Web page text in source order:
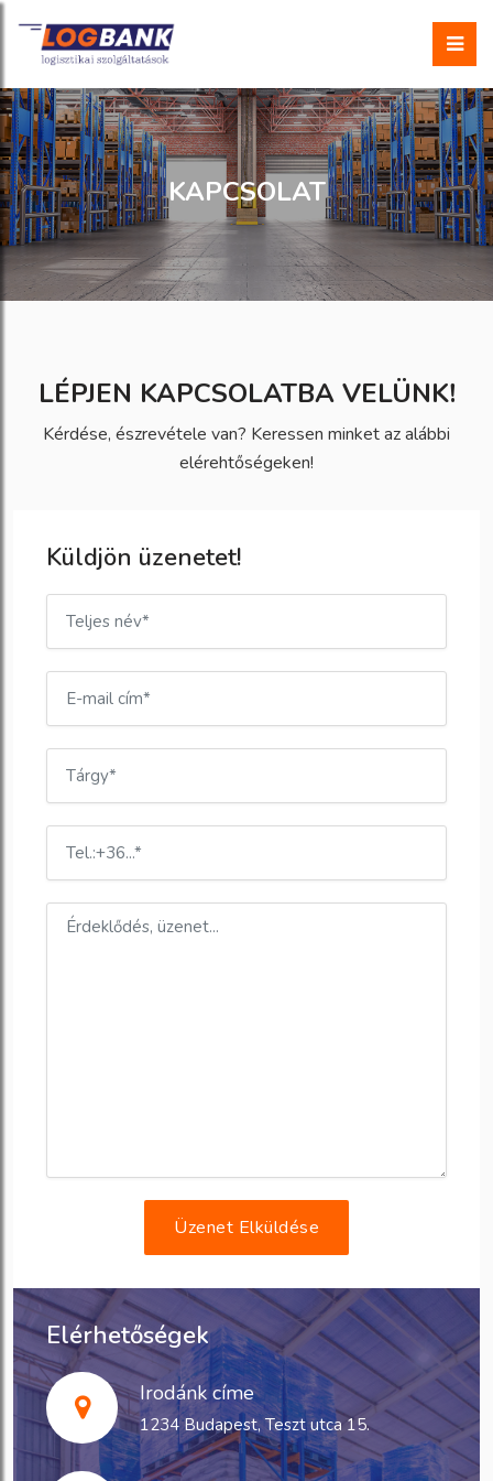
KAPCSOLAT
LÉPJEN KAPCSOLATBA VELÜNK!
Kérdése, észrevétele van? Keressen minket az alábbi
elérehtőségeken!
Küldjön üzenetet!
Üzenet Elküldése
Elérhetőségek
Irodánk címe
1234 Budapest, Teszt utca 15.